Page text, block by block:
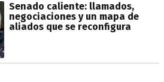
Senado caliente: llamados,
negociaciones y un mapa de
aliados que se reconfigura